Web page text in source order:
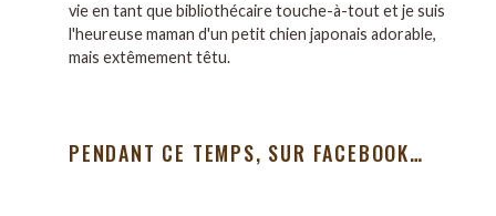
vie en tant que bibliothécaire touche-à-tout et je suis
l'heureuse maman d'un petit chien japonais adorable,
mais extêmement têtu.
PENDANT CE TEMPS, SUR FACEBOOK…